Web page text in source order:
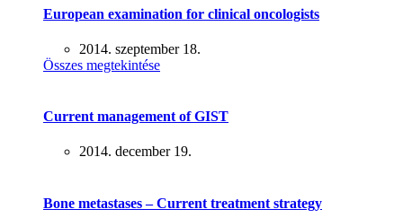
European examination for clinical oncologists
2014. szeptember 18.
Összes megtekintése
Current management of GIST
2014. december 19.
Bone metastases – Current treatment strategy